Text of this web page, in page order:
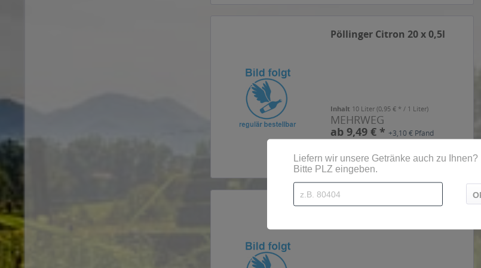
Pöllinger Citron 20 x 0,5l
Inhalt 10 Liter(0,95 € * / 1 Liter)
MEHRWEG
ab 9,49 € *+3,10 € Pfand
In den Warenkorb
Pöllinger Cola Mix light 20 x